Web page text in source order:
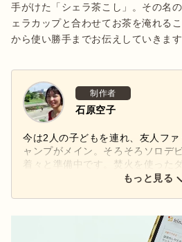
手がけた「シェラ茶こし」。その名
ェラカップと合わせてお茶を淹れる
から使い勝手までお伝えしていきます
制作者
石原空子
今は2人の子どもを連れ、友人フ
ャンプがメイン。そろそろソロデ
着々と準備中です。焚火を使った
料理に挑戦中です。 Instagramア
もっと見る